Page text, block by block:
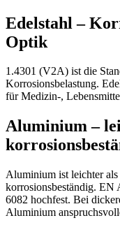
Edelstahl –
Optik
1.4301 (V2A) ist die
Korrosionsbelastung.
für Medizin-,
Aluminium –
Aluminium ist leichter
korrosionsbeständig. EN
6082 hochfest. Bei
Aluminium